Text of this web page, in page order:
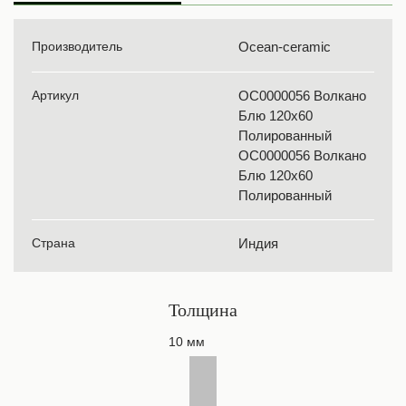
Производитель Ocean-ceramic
Артикул
OC0000056 Волкано
Блю 120х60
Полированный
OC0000056 Волкано
Блю 120х60
Полированный
Страна Индия
Толщина
10 мм